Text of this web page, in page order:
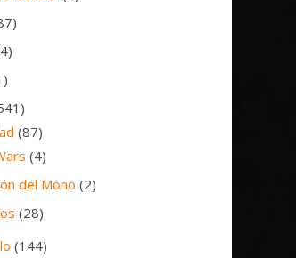
(87)
(4)
del Mono (2)
(28)
(144)